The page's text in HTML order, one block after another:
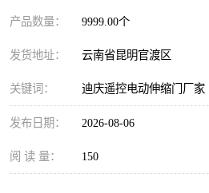
产品数量： 9999.00个
发货地址： 云南省昆明官渡区
关键词： 迪庆遥控电动伸缩门厂家
发布日期： 2026-08-06
阅 读 量： 150